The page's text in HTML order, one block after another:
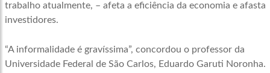
trabalho atualmente, – afeta a eficiência da economia e afasta
investidores.
“A informalidade é gravíssima”, concordou o professor da
Universidade Federal de São Carlos, Eduardo Garuti Noronha.